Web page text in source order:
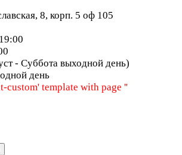
8, корп. 5 оф 105
- Суббота выходной день)
день
custom' template with page ''